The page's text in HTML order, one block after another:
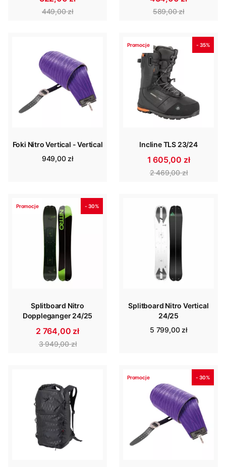
449,00 zł 589,00 zł
Foki Nitro Vertical - Vertical
949,00 zł
Promocje - 35%
Incline TLS 23/24
1 605,00 zł
2 469,00 zł
Promocje - 30%
Splitboard Nitro
Doppleganger 24/25
2 764,00 zł
3 949,00 zł
Splitboard Nitro Vertical
24/25
5 799,00 zł
Promocje - 30%